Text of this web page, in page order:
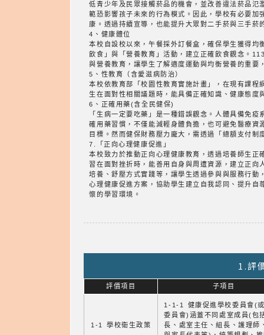
低青少年及民眾接觸菸品的機會，並改善違法菸品
範恐影響孩子未來的行為模式。因此，學校有必要
康。透過持續宣導，也能提升大眾對二手菸與三手
4、健康體位
本校自設校以來，午餐採外訂餐盒，確保學生獲得
飲食」與「營養教育」活動，建立正確飲食觀念。
與營養教育，讓學生了解適度運動與均衡營養的重要
5、性教育（含愛滋病防治）
本校依教育部「校園性教育實施計畫」，在現有課
生在面對性相關議題時，能具備正確知識、健康態
6、正確用藥(含全民健保)
「生病一定要吃藥」是一種錯誤觀念。人體具備免
確用藥習慣，不僅能減輕身體負擔，也可避免醫療
目標。然而健保財務壓力龐大，需透過「總額支付
7.「正向心理健康促進」
本校致力於推動正向心理健康教育，透過培養師生
習在面對挫折時，能善用自身與周遭資源，建立正
培養、舒壓方式實踐等，讓學生透過參與與服務行
心理健康促進方案，協助學生建立自我認同、提升
懷的學習環境。
1.評
評價項目 子項目
1-1 學校衛生政策
1-1-1 健康促進學校委員會(
委員會)涵蓋不同處室成員(包
長、處室主任、組長、護理師